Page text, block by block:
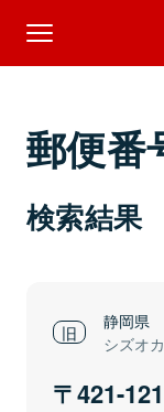
郵便番
検索結果
静岡県
シズオ
421-